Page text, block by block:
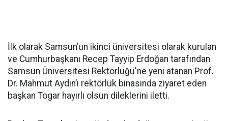
İlk olarak Samsun’un ikinci üniversitesi olarak kurulan
ve Cumhurbaşkanı Recep Tayyip Erdoğan tarafından
Samsun Üniversitesi Rektörlüğü'ne yeni atanan Prof.
Dr. Mahmut Aydın’ı rektörlük binasında ziyaret eden
başkan Togar hayırlı olsun dileklerini iletti.